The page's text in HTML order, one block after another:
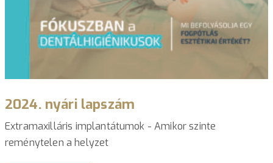
2024. nyári lapszám
Extramaxilláris implantátumok - Amikor szinte
reménytelen a helyzet